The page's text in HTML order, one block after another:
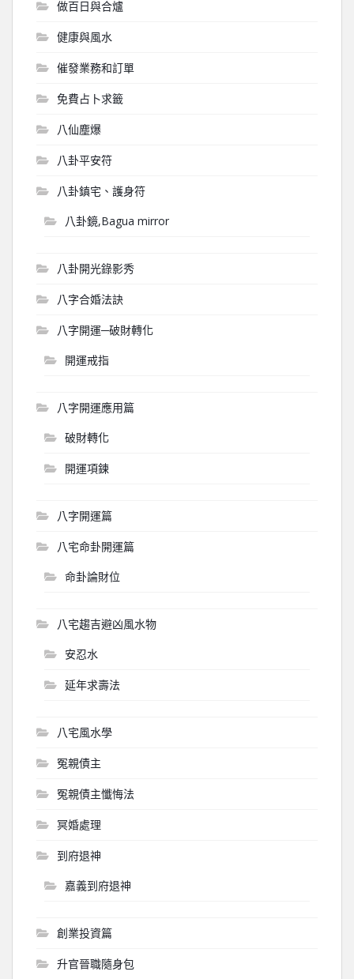
做百日與合爐
健康與風水
催發業務和訂單
免費占卜求籤
八仙塵爆
八卦平安符
八卦鎮宅、護身符
八卦鏡,Bagua mirror
八卦開光錄影秀
八字合婚法訣
八字開運─破財轉化
開運戒指
八字開運應用篇
破財轉化
開運項鍊
八字開運篇
八宅命卦開運篇
命卦論財位
八宅趨吉避凶風水物
安忍水
延年求壽法
八宅風水學
冤親債主
冤親債主懺悔法
冥婚處理
到府退神
嘉義到府退神
創業投資篇
升官晉職隨身包